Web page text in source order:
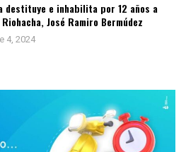
destituye e inhabilita por 12 años a
José Ramiro Bermúdez
4, 2024